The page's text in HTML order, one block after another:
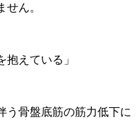
ん。
えている」
う骨盤底筋の筋力低下に